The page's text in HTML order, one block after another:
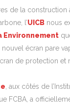
de la construction
l’UICB nous
Environnement
nouvel écran pare
de protection et
, aux côtés de
FCBA, a